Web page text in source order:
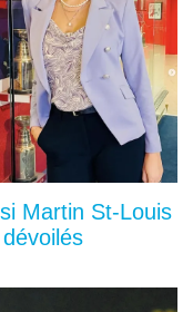
Martin St-Louis